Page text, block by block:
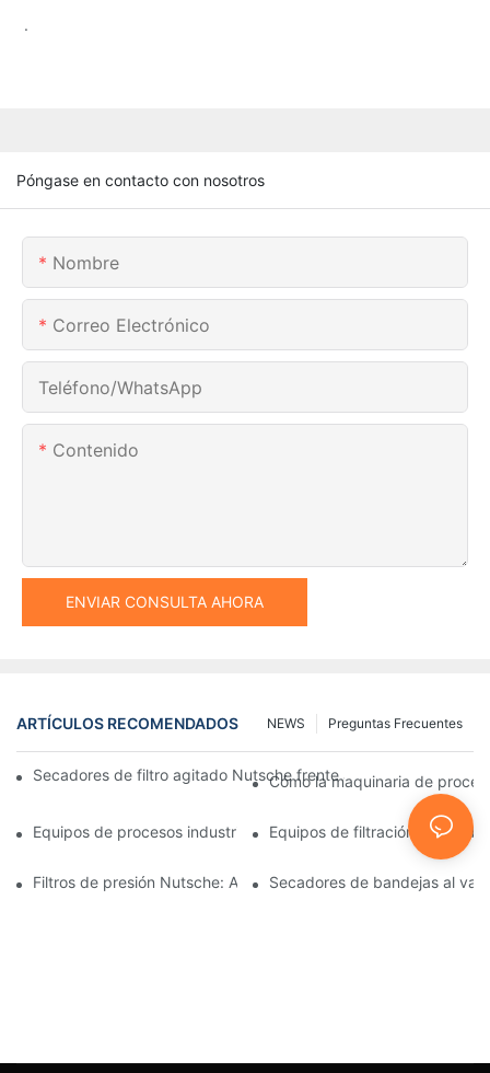
.
Póngase en contacto con nosotros
Nombre
Correo Electrónico
Teléfono/WhatsApp
Contenido
ENVIAR CONSULTA AHORA
ARTÍCULOS RECOMENDADOS Preguntas Frecuentes
NEWS
Secadores de filtro agitado Nutsche frente a otros métodos de
Cómo la maquinaria de
Equipos de procesos industriales: innovaciones que moldean el
Equipos de filtración y
Filtros de presión Nutsche: Aplicaciones en las industrias
Secadores de bandejas al